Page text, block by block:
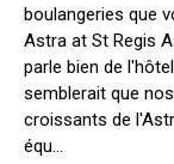
boulangeries que
Astra at St Regis
parle bien de
semblerait que
croissants de
équ...